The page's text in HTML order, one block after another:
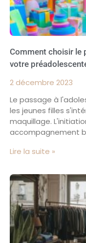
Comment choisir le
votre
2 décembre 2023
Le passage à
les jeunes filles
maquillage.
accompagnement
Lire la suite »